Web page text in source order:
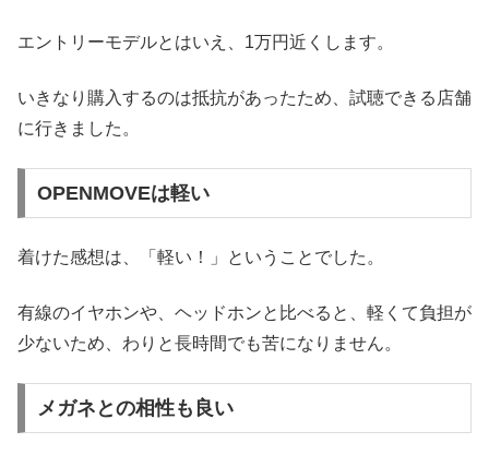
エントリーモデルとはいえ、1万円近くします。
いきなり購入するのは抵抗があったため、試聴できる店舗
に行きました。
OPENMOVEは軽い
着けた感想は、「軽い！」ということでした。
有線のイヤホンや、ヘッドホンと比べると、軽くて負担が
少ないため、わりと長時間でも苦になりません。
メガネとの相性も良い